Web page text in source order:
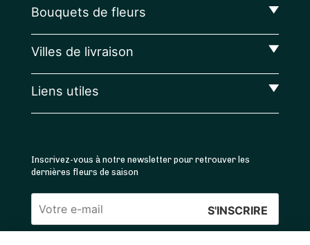
Bouquets de fleurs
Villes de livraison
Liens utiles
Inscrivez-vous à notre newsletter pour retrouver les
dernières fleurs de saison
Veuillez